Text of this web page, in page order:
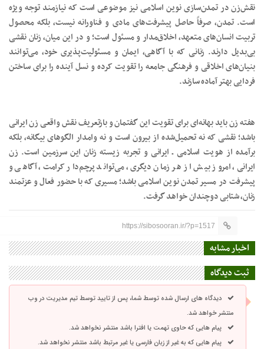
نقش‌زن در تمدن‌سازی نوین اسلامی نیز موضوعی است که نیازمند توجه ویژه
است. تمدن، صرفاً حاصل پیشرفت‌های مادی و فناورانه نیست، بلکه محصول
تربیت انسان‌های متعهد، اخلاق‌مدار و مسئول است؛ و در این میان، زنان نقشی
بی‌بدیل دارند. زنانی که با آگاهی، ایمان و مسئولیت‌پذیری خود، می‌توانند
بنیان‌های اخلاقی و فرهنگی جامعه را تقویت کرده و نسل آینده را برای ساختن
فردایی بهتر آماده سازند.
هفته زن باید بهانه‌ای برای تقویت این گفتمان و بازتعریف نقش واقعی زن ایرانی
باشد؛ نقشی که نه تحمیل‌شده از بیرون است و نه وامدار الگوهای بیگانه، بلکه
برآمده از هویت اسلامی ـ ایرانی و تجربه زیسته زنان این سرزمین است. زن
ایرانی، امروز بیش از هر زمان دیگری، می‌تواند پرچم‌دار کرامت، آگاهی و
پیشرفت در مسیر تمدن نوین اسلامی باشد؛ مسیری که با حضور فعال و عزتمند
زنان، شتابی دوچندان خواهد گرفت.
https://sibosooran.ir/?p=1517
اخبار مشابه
ثبت دیدگاه
دیدگاه های ارسال شده توسط شما، پس از تایید توسط تیم مدیریت در وب
منتشر خواهد شد.
پیام هایی که حاوی تهمت یا افترا باشد منتشر نخواهد شد.
پیام هایی که به غیر از زبان فارسی یا غیر مرتبط باشد منتشر نخواهد شد.